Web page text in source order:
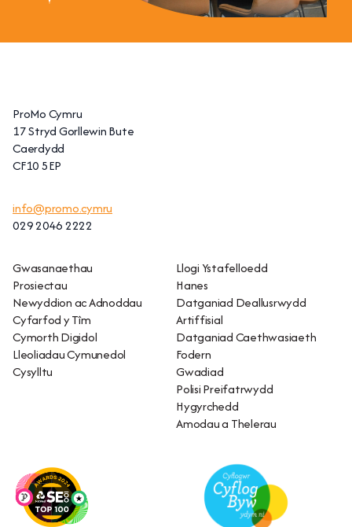
ProMo Cymru
17 Stryd Gorllewin Bute
Caerdydd
CF10 5EP
info@promo.cymru
029 2046 2222
Gwasanaethau
Prosiectau
Newyddion ac Adnoddau
Cyfarfod y Tîm
Cymorth Digidol
Lleoliadau Cymunedol
Cysylltu
Llogi Ystafelloedd
Hanes
Datganiad Deallusrwydd
Artiffisial
Datganiad Caethwasiaeth
Fodern
Gwadiad
Polisi Preifatrwydd
Hygyrchedd
Amodau a Thelerau